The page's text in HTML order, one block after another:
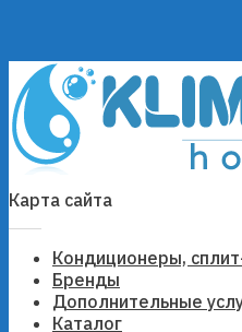
Карта сайта
Кондиционеры,
Бренды
Дополнительные
Каталог